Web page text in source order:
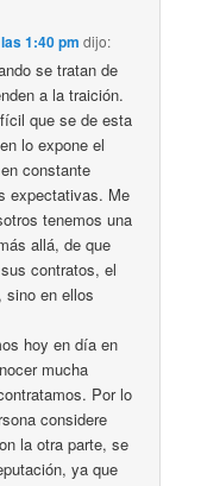
1:40 pm dijo:
se tratan de
a la traición.
que se de esta
lo expone el
constante
expectativas. Me
tenemos una
allá, de que
contratos, el
sino en ellos
hoy en día en
mucha
Por lo
considere
la otra parte, se
ya que